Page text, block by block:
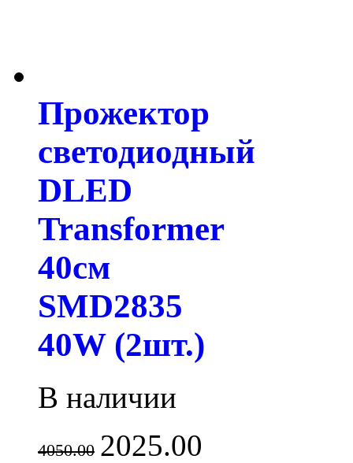
Прожектор
светодиодный
DLED
Transformer
40см
SMD2835
40W (2шт.)
В наличии
4050.00 2025.00